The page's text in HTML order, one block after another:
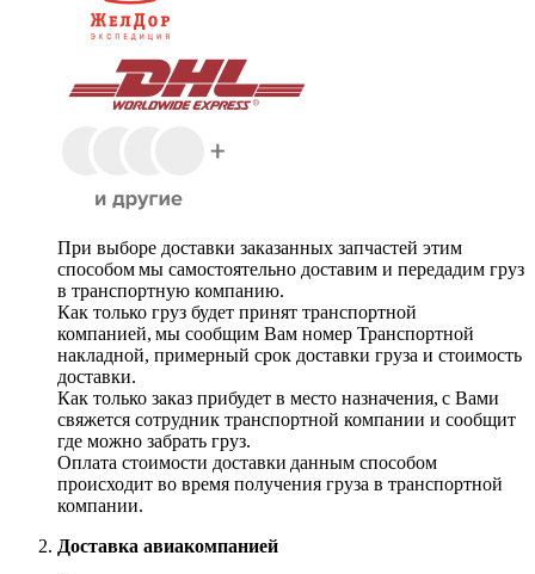
При выборе доставки заказанных запчастей этим
способом мы самостоятельно доставим и передадим груз
в транспортную компанию.
Как только груз будет принят транспортной
компанией, мы сообщим Вам номер Транспортной
накладной, примерный срок доставки груза и стоимость
доставки.
Как только заказ прибудет в место назначения, с Вами
свяжется сотрудник транспортной компании и сообщит
где можно забрать груз.
Оплата стоимости доставки данным способом
происходит во время получения груза в транспортной
компании.
Доставка авиакомпанией